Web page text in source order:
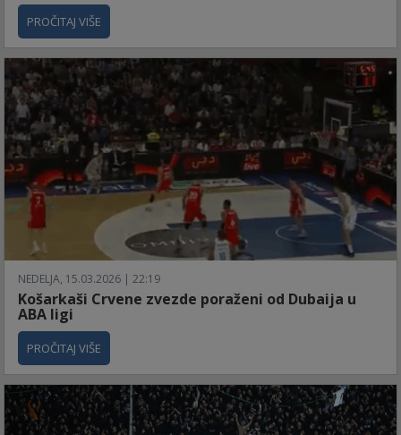
PROČITAJ VIŠE
NEDELJA, 15.03.2026 | 22:19
Košarkaši Crvene zvezde poraženi od Dubaija u
ABA ligi
PROČITAJ VIŠE